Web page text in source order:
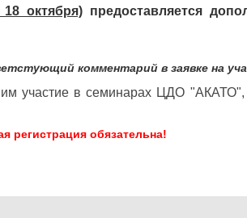
октября)
предоставляется
комментарий в заявке на
участие в семинарах ЦДО "АКАТО",
регистрация обязательна!